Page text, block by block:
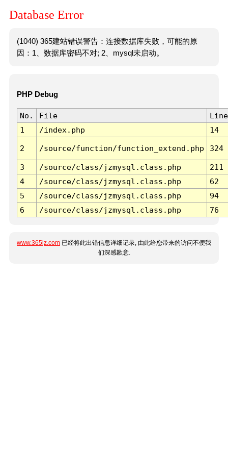
Database Error
(1040) 365建站错误警告：连接数据库失败，可能的原
因：1、数据库密码不对; 2、mysql未启动。
PHP Debug
No. File
Line
1
/index.php 14
2 /source/function/function_extend.php 324
3 /source/class/jzmysql.class.php
211
4
/source/class/jzmysql.class.php
62
5
/source/class/jzmysql.class.php
94
6
/source/class/jzmysql.class.php 76
www.365jz.com 已经将此出错信息详细记录, 由此给您带来的访问不便我
们深感歉意.